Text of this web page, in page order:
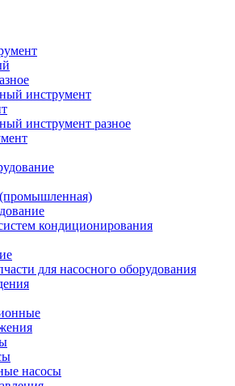
инструмент
инструмент разное
(промышленная)
кондиционирования
для насосного оборудования
насосы